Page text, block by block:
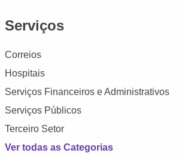
Serviços
Correios
Hospitais
Serviços Financeiros e Administrativos
Serviços Públicos
Terceiro Setor
Ver todas as Categorias